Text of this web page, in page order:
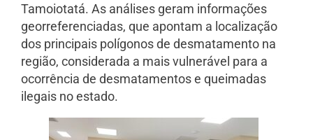
Tamoiotatá. As análises geram informações
georreferenciadas, que apontam a localização
dos principais polígonos de desmatamento na
região, considerada a mais vulnerável para a
ocorrência de desmatamentos e queimadas
ilegais no estado.